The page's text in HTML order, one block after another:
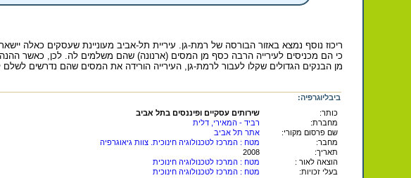
ריכוז נוסף נמצא באזור הבורסה של רמת-גן. עיריית תל-אביב מעוניינת שעסקים כאלה
כי הם מכניסים לעירייה הרבה כסף מן המסים (ארנונה) שהם משלמים לה. לכן, כאשר
מן הבנקים הגדולים שקלו לעבור לרמת-גן, העירייה הורידה את המסים שהם נדרשים לשלם
ביבליוגרפיה:
כותר:
שירותים עסקיים ופיננסים בתל אביב
מחברת:
רביד - המאירי, דלית
שם פרסום מקורי:
אתר תל אביב
מחבר:
מטח : המרכז לטכנולוגיה חינוכית. צוות גיאוגרפיה
תאריך:
2008
הוצאה לאור :
מטח : המרכז לטכנולוגיה חינוכית
בעלי זכויות:
מטח : המרכז לטכנולוגיה חינוכית